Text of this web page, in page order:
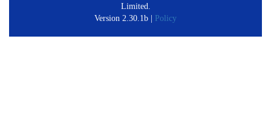
Limited.
Version 2.30.1b |
Policy